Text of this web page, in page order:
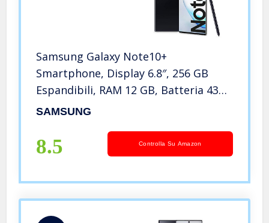
Samsung Galaxy Note10+
Smartphone, Display 6.8″, 256 GB
Espandibili, RAM 12 GB, Batteria 4300
mAh, 4G, Dual SIM, Android 9 Pie,
(Ricondizionato)
SAMSUNG
8.5 Controlla Su Amazon